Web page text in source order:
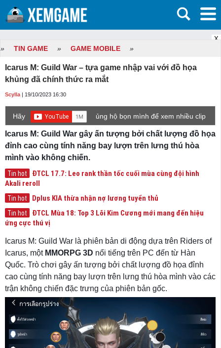
X
» TIN GAME » GAME MOBILE »
Icarus M: Guild War – tựa game nhập vai với đồ họa
khủng đã chính thức ra mắt
Scylla | 19/10/2023 16:30
Hãy
ủng hộ bọn mình để xem nhiều clip
Icarus M: Guild War gây ấn tượng bởi chất lượng đồ họa
đỉnh cao cùng tính năng bay lượn trên lưng thú hòa
mình vào không chiến.
Tin hot
ĐTCL 17.7: Leo rank thần tốc cuối mùa cùng đội hình
Akali reroll
Tin hot Dplus KIA thừa nhận nợ lương tuyển thủ
Tin hot
ĐTCL Mùa 18: Top 3 Lõi Kim Cương mới mang đến hiệu
ứng cực thú vị
Icarus M: Guild War là phiên bản di động dựa trên Riders of
Icarus, một MMORPG 3D nổi tiếng trên PC đến từ Hàn
Quốc. Trò chơi gây ấn tượng bởi chất lượng đồ họa đỉnh
cao cùng tính năng bay lượn trên lưng thú hòa mình vào các
trận không chiến đặc trưng của phiên bản gốc.